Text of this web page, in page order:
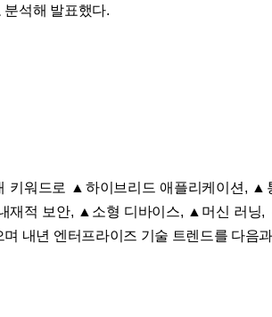
분석해 발표했다.
키워드로 ▲하이브리드 애플리케이션,
재적 보안, ▲소형 디바이스, ▲머신 러닝
며 내년 엔터프라이즈 기술 트렌드를 다음